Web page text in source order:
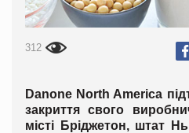
312
Danone North America
закриття свого
місті Бріджетон, штат